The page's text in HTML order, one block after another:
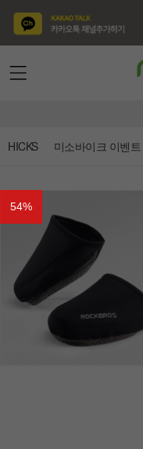
HICKS 미소바이크 이벤트
54%